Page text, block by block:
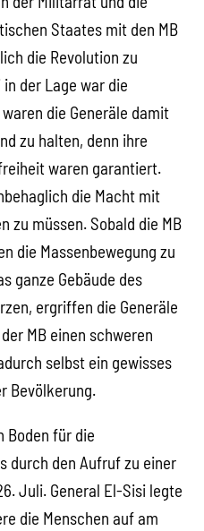
Staates mit den MB
die Revolution zu
der Lage war die
die Generäle damit
zu halten, denn ihre
waren garantiert.
die Macht mit
zu müssen. Sobald die MB
die Massenbewegung zu
ganze Gebäude des
ergriffen die Generäle
MB einen schweren
selbst ein gewisses
Bevölkerung.
Boden für die
durch den Aufruf zu einer
Juli. General El-Sisi legte
die Menschen auf am